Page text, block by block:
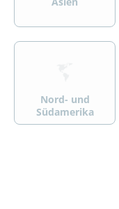
>
Nord- und
Südamerika